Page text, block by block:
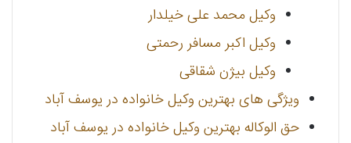
وکیل محمد علی خیلدار
وکیل اکبر مسافر رحمتی
وکیل بیژن شقاقی
ویژگی های بهترین وکیل خانواده در یوسف آباد
حق الوکاله بهترین وکیل خانواده در یوسف آباد